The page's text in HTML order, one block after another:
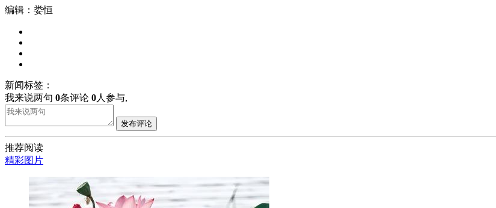
编辑：娄恒
新闻标签：
我来说两句 0条评论 0人参与,
发布评论
推荐阅读